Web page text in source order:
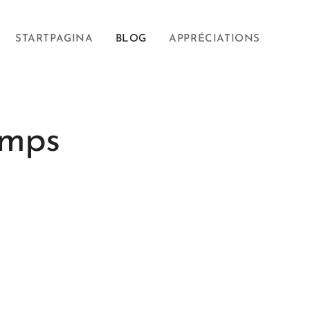
STARTPAGINA BLOG APPRÉCIATIONS